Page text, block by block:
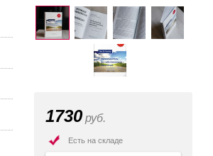
1730 руб.
Есть на складе